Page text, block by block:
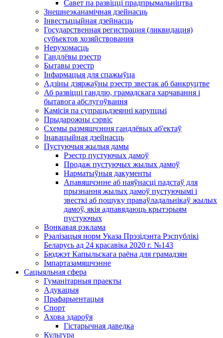
Савет па развіцці прадпрымальніцтва
Знешнеэканамічная дзейнасць
Інвестыцыйная дзейнасць
Государственная регистрация (ликвидация)
субъектов хозяйствования
Нерухомасць
Гандлёвы рэестр
Бытавы рэестр
Інфармацыя для спажыўца
Адзіны дзяржаўны рэестр звестак аб банкруцтве
Аб развіцці гандлю, грамадскага харчавання і
бытавога абслугоўвання
Камісія па супрацьдзеянні карупцыі
Прыдарожны сэрвіс
Схемы размяшчэння гандлёвых аб'ектаў
Інавацыйная дзейнасць
Пустуючыя жылыя дамы
Рэестр пустуючых дамоў
Продаж пустуючых жылых дамоў
Нарматыўныя дакументы
Апавяшчэнне аб наяўнасці падстаў для
прызнання жылых дамоў пустуючымі і
звесткі аб пошуку праваўладальнікаў жылых
дамоў, якія адпавядаюць крытэрыям
пустуючых
Вонкавая рэклама
Рэалізацыя норм Указа Прэзідэнта Рэспублікі
Беларусь ад 24 красавіка 2020 г. №143
Бюджэт Капыльскага раёна для грамадзян
Імпартазамяшчэнне
Сацыяльная сфера
Гуманітарныя праекты
Адукацыя
Прафарыентацыя
Спорт
Ахова здароўя
Гістарычная даведка
Культура